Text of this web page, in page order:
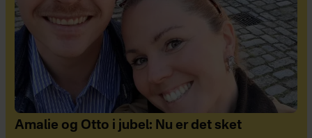
Amalie og Otto i jubel: Nu er det sket